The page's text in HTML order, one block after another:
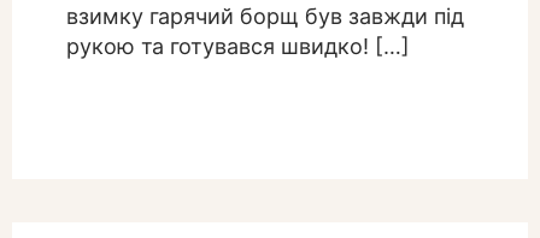
взимку гарячий борщ був завжди під
рукою та готувався швидко! […]